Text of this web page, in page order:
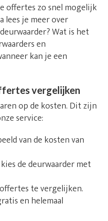
offertes zo snel mogelijk
lees je meer over
Wat is het
en
kan je een
vergelijken
op de kosten. Dit zijn
service:
van de kosten van
de deurwaarder met
te vergelijken.
en helemaal